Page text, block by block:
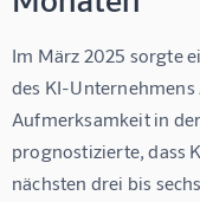
Im März 2025 sorgte
des KI-
Aufmerksamkeit in
prognostizierte, dass
nächsten drei bis